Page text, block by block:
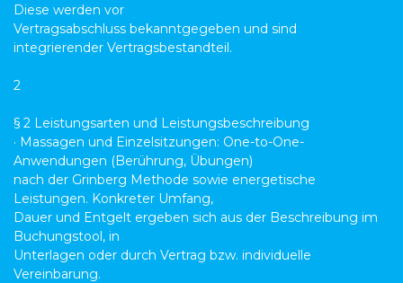
Diese werden vor
Vertragsabschluss bekanntgegeben und sind
integrierender Vertragsbestandteil.
2
§ 2 Leistungsarten und Leistungsbeschreibung
· Massagen und Einzelsitzungen: One-to-One-
Anwendungen (Berührung, Übungen)
nach der Grinberg Methode sowie energetische
Leistungen. Konkreter Umfang,
Dauer und Entgelt ergeben sich aus der Beschreibung im
Buchungstool, in
Unterlagen oder durch Vertrag bzw. individuelle
Vereinbarung.